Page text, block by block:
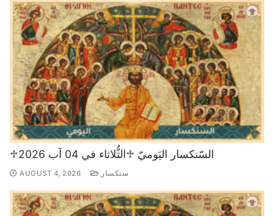
♱السّنكسار اليَوميّ ♱الثُّلاثاء في 04 آب 2026
AUGUST 4, 2026 سنكسار